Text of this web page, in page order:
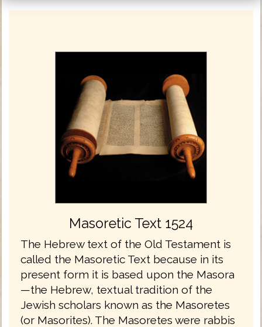
Masoretic Text 1524
The Hebrew text of the Old Testament is
called the Masoretic Text because in its
present form it is based upon the Masora
—the Hebrew, textual tradition of the
Jewish scholars known as the Masoretes
(or Masorites). The Masoretes were rabbis